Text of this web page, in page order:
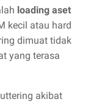
loading aset
kecil atau hard
dimuat tidak
yang terasa
akibat